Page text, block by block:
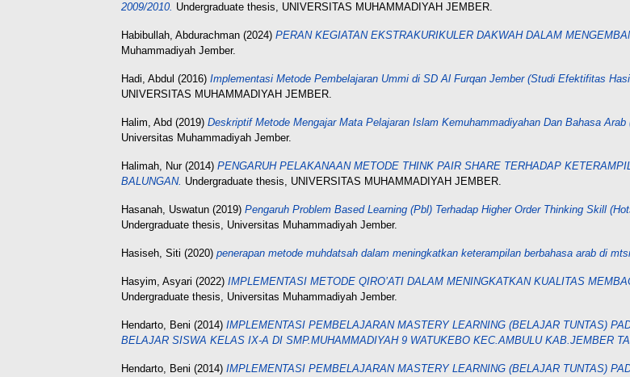
2009/2010. Undergraduate thesis, UNIVERSITAS MUHAMMADIYAH JEMBER.
Habibullah, Abdurachman (2024) PERAN KEGIATAN EKSTRAKURIKULER DAKWAH DALAM
Muhammadiyah Jember.
Hadi, Abdul (2016) Implementasi Metode Pembelajaran Ummi di SD Al Furqan Jember (Studi Efektifitas
UNIVERSITAS MUHAMMADIYAH JEMBER.
Halim, Abd (2019) Deskriptif Metode Mengajar Mata Pelajaran Islam Kemuhammadiyahan Dan Bahasa
Universitas Muhammadiyah Jember.
Halimah, Nur(2014) PENGARUH PELAKANAAN METODE THINK PAIR SHARE TERHADAP
BALUNGAN. Undergraduate thesis, UNIVERSITAS MUHAMMADIYAH JEMBER.
Hasanah, Uswatun (2019) Pengaruh Problem Based Learning (Pbl) Terhadap Higher Order Thinking Skill
Undergraduate thesis, Universitas Muhammadiyah Jember.
Hasiseh, Siti (2020) penerapan metode muhdatsah dalam meningkatkan keterampilan berbahasa arab di
Hasyim, Asyari (2022) IMPLEMENTASI METODE QIRO’ATI DALAM MENINGKATKAN KUALITAS
Undergraduate thesis, Universitas Muhammadiyah Jember.
Hendarto, Beni (2014) IMPLEMENTASI PEMBELAJARAN MASTERY LEARNING (BELAJAR TUNTAS)
BELAJAR SISWA KELAS IX-A DI SMP.MUHAMMADIYAH 9 WATUKEBO KEC.AMBULU KAB.JEMBER
Hendarto, Beni (2014) IMPLEMENTASI PEMBELAJARAN MASTERY LEARNING (BELAJAR TUNTAS)